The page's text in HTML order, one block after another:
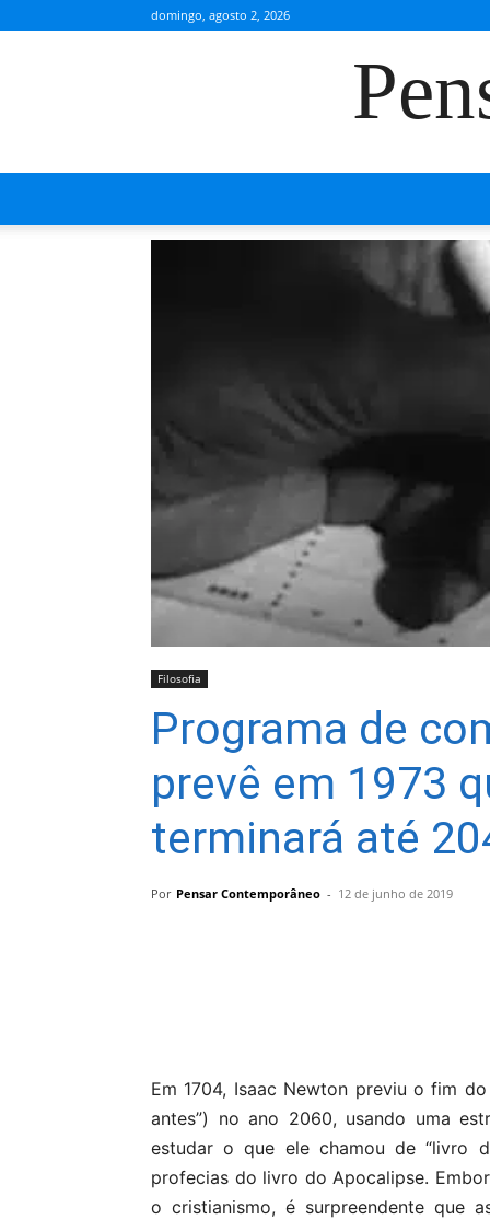
domingo, agosto 2, 2026
Filosofia
Programa de
prevê em 1973
terminará até
Por Pensar Contemporâneo - 12 de junho de 2019
Em 1704, Isaac Newton previu o fim
antes”) no ano 2060, usando uma
estudar o que ele chamou de “livro
profecias do livro do Apocalipse.
o cristianismo, é surpreendente que